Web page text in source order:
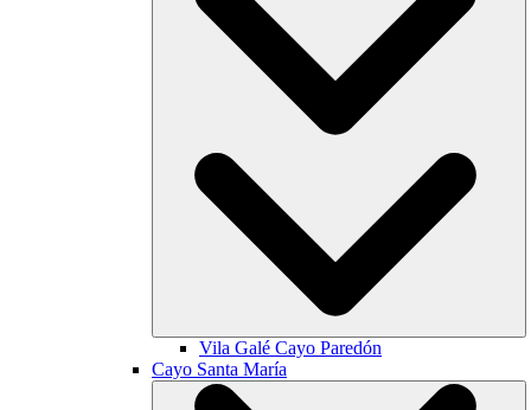
Vila Galé Cayo Paredón
Cayo Santa María